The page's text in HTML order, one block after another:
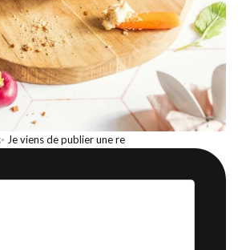
Je viens de publier une re